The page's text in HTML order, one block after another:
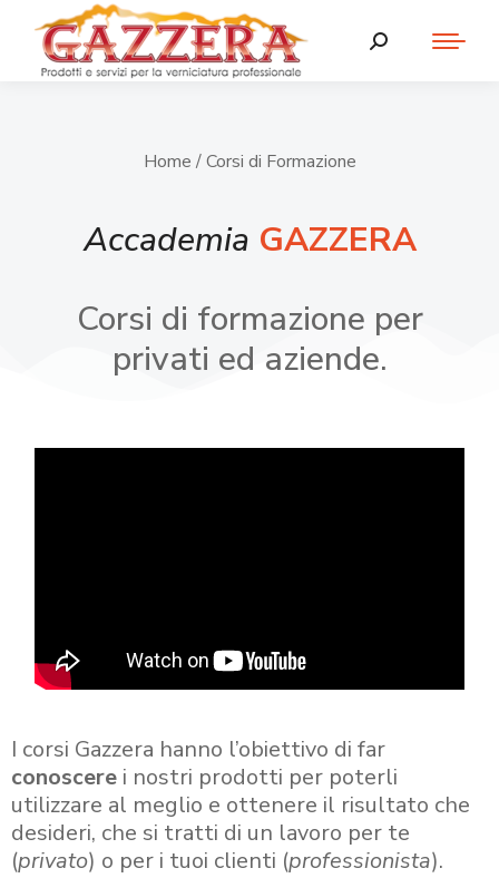
Home / Corsi di Formazione
Accademia GAZZERA
Corsi di formazione per
privati ed aziende.
I corsi Gazzera hanno l’obiettivo di far
conoscere i nostri prodotti per poterli
utilizzare al meglio e ottenere il risultato che
desideri, che si tratti di un lavoro per te
(privato) o per i tuoi clienti (professionista).